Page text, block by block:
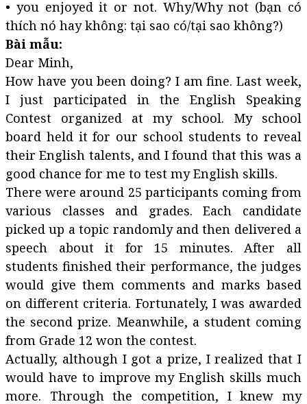
• you enjoyed it or not. Why/Why not (bạn có
thích nó hay không: tại sao có/tại sao không?)
Bài mẫu:
Dear Minh,
How have you been doing? I am fine. Last week,
I just participated in the English Speaking
Contest organized at my school. My school
board held it for our school students to reveal
their English talents, and I found that this was a
good chance for me to test my English skills.
There were around 25 participants coming from
various classes and grades. Each candidate
picked up a topic randomly and then delivered a
speech about it for 15 minutes. After all
students finished their performance, the judges
would give them comments and marks based
on different criteria. Fortunately, I was awarded
the second prize. Meanwhile, a student coming
from Grade 12 won the contest.
Actually, although I got a prize, I realized that I
would have to improve my English skills much
more. Through the competition, I knew my